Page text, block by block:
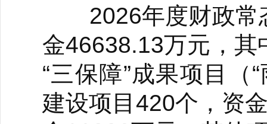
2026年度财政常
金46638.13万元，
“三保障”成果项目（
建设项目420个，资